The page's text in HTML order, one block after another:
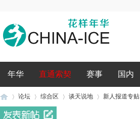
年华 直通索契 赛事 国内
论坛 综合区 谈天说地 新人报道专贴